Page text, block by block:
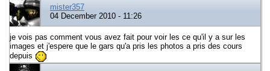
mister357
04 December 2010 - 11:26
je vois pas comment vous avez fait pour voir les ce qu'il y a sur les
images et j'espere que le gars qu'a pris les photos a pris des cours
depuis